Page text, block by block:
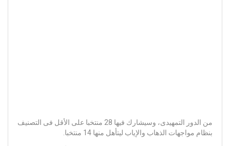
من الدور التمهيدى، وسيشارك فيها 28 منتخبا على الأقل فى التصنيف
بنظام مواجهات الذهاب والإياب ليتأهل منها 14 منتخبا.